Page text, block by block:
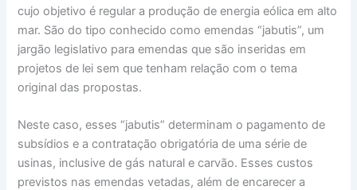
cujo objetivo é regular a produção de energia eólica em alto
mar. São do tipo conhecido como emendas “jabutis”, um
jargão legislativo para emendas que são inseridas em
projetos de lei sem que tenham relação com o tema
original das propostas.
Neste caso, esses “jabutis” determinam o pagamento de
subsídios e a contratação obrigatória de uma série de
usinas, inclusive de gás natural e carvão. Esses custos
previstos nas emendas vetadas, além de encarecer a